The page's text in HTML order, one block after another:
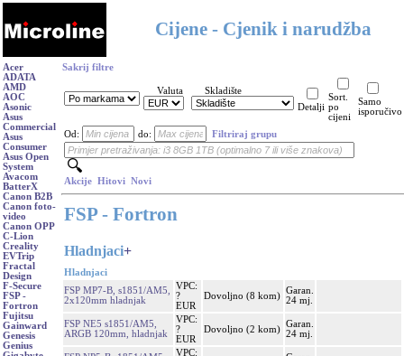
Cijene - Cjenik i narudžba
Acer
ADATA
AMD
AOC
Asonic
Asus
Commercial
Asus
Consumer
Asus Open
System
Avacom
BatterX
Canon B2B
Canon foto-
video
Canon OPP
C-Lion
Creality
EVTrip
Fractal
Design
F-Secure
FSP -
Fortron
Fujitsu
Gainward
Genesis
Genius
Sakrij filtre
Valuta
Skladište
Detalji
Sort.
po
cijeni
Samo
isporučivo
Od: do: Filtriraj grupu
Akcije Hitovi Novi
FSP - Fortron
Hladnjaci+
Hladnjaci
FSP MP7-B, s1851/AM5,
2x120mm hladnjak
VPC:
?
EUR
Dovoljno (8 kom)
Garan.
24 mj.
FSP NE5 s1851/AM5,
ARGB 120mm, hladnjak
VPC:
?
EUR
Dovoljno (2 kom)
Garan.
24 mj.
VPC: